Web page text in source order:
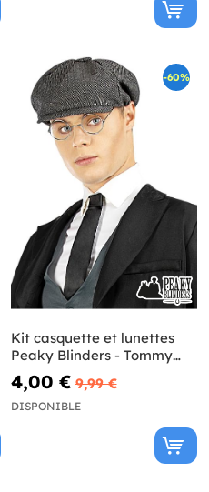
-60%
Kit casquette et lunettes
Peaky Blinders - Tommy
Shelby
4,00 € 9,99 €
DISPONIBLE